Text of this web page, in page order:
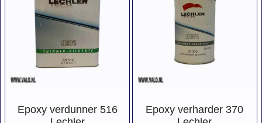
Epoxy verdunner 516
Epoxy verharder 370